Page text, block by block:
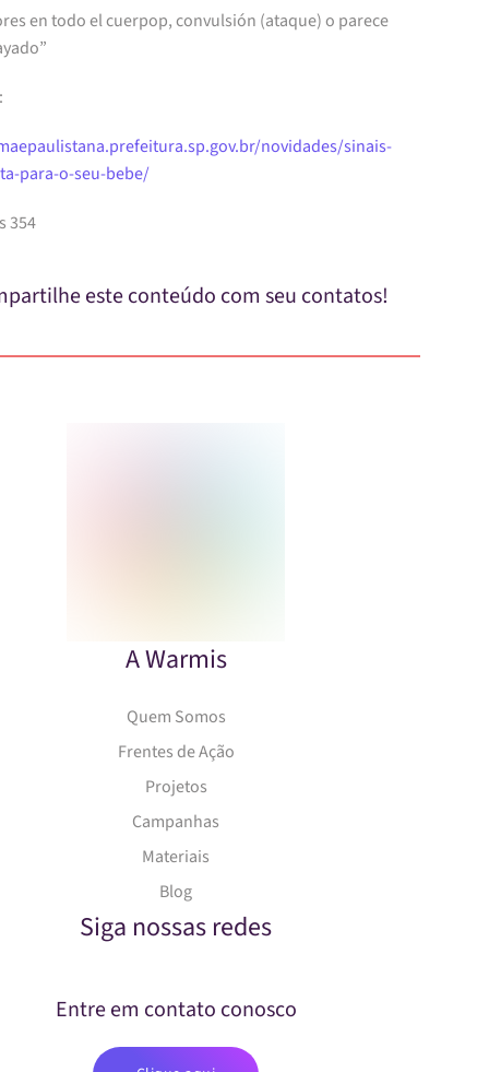
en todo el cuerpop, convulsión (ataque) o parece
novidades/sinais-
para-o-seu-bebe/
354
este conteúdo com seu contatos!
A Warmis
Quem Somos
Frentes de Ação
Projetos
Campanhas
Materiais
Blog
Siga nossas redes
Entre em contato conosco